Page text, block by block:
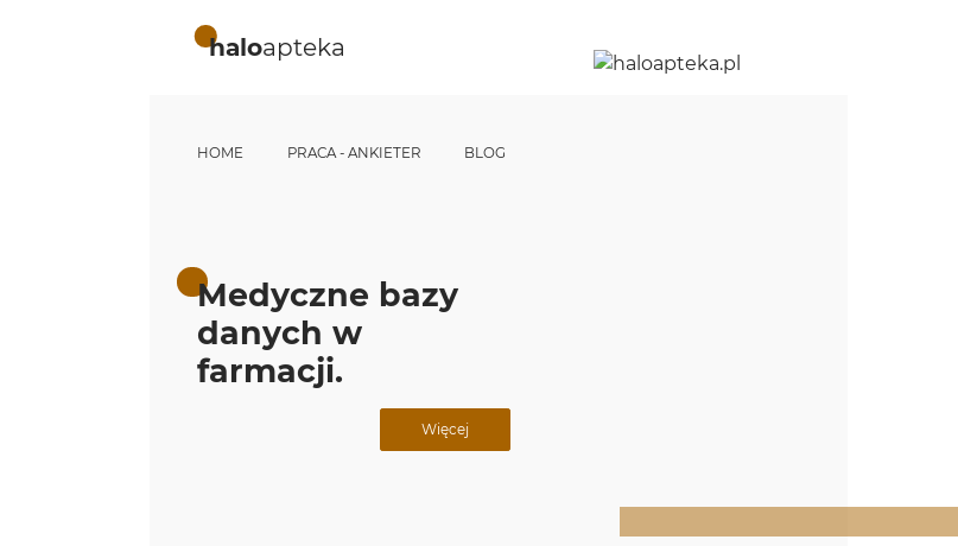
haloapteka
HOME PRACA - ANKIETER BLOG
Medyczne bazy
danych w
farmacji.
Więcej